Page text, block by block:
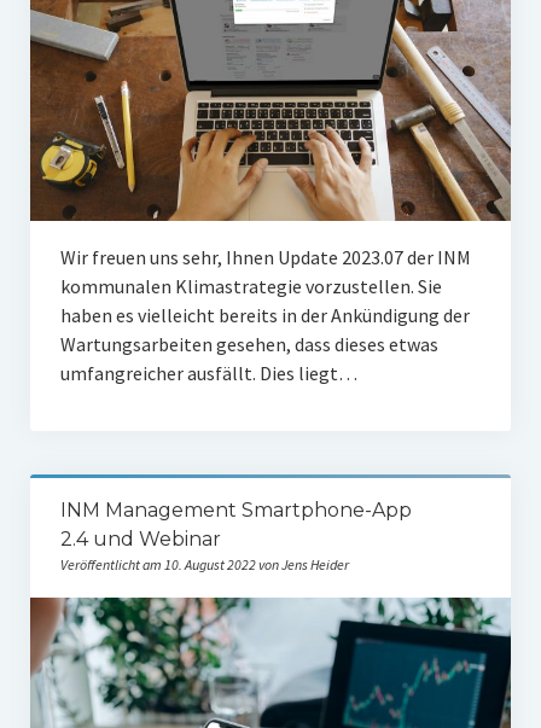
Wir freu­en uns sehr, Ihnen Update 2023.07 der INM
kom­mu­na­len Kli­ma­stra­te­gie vor­zu­stel­len. Sie
haben es viel­leicht bereits in der Ankün­di­gung der
War­tungs­ar­bei­ten gese­hen, dass die­ses etwas
umfang­rei­cher aus­fällt. Dies liegt…
INM Management Smartphone-App
2.4 und Webinar
Veröffentlicht am 10. August 2022 von Jens Heider